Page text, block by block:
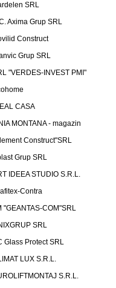
SRL
Axima Grup SRL
Construct
Grup SRL
"VERDES-INVEST PMI"
CASA
MONTANA - magazin
Construct"SRL
Grup SRL
IDEEA STUDIO S.R.L.
Contra
"GEANTAS-COM"SRL
SRL
Glass Protect SRL
LUX S.R.L.
S.R.L.